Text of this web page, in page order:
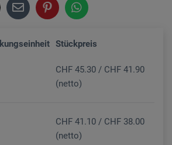
Stückpreis
CHF 45.30 / CHF 41.90
(netto)
CHF 41.10 / CHF 38.00
(netto)